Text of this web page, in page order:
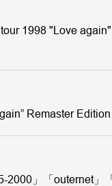
1998 "Love
Remaster
2000」「outernet」